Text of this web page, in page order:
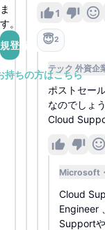
ま
す。
登録
持ちの方はこちら
1
😇2
テック 外資企
ポストセー
なのでしょ
Cloud
Microsoft
Cloud
Engineer
Support